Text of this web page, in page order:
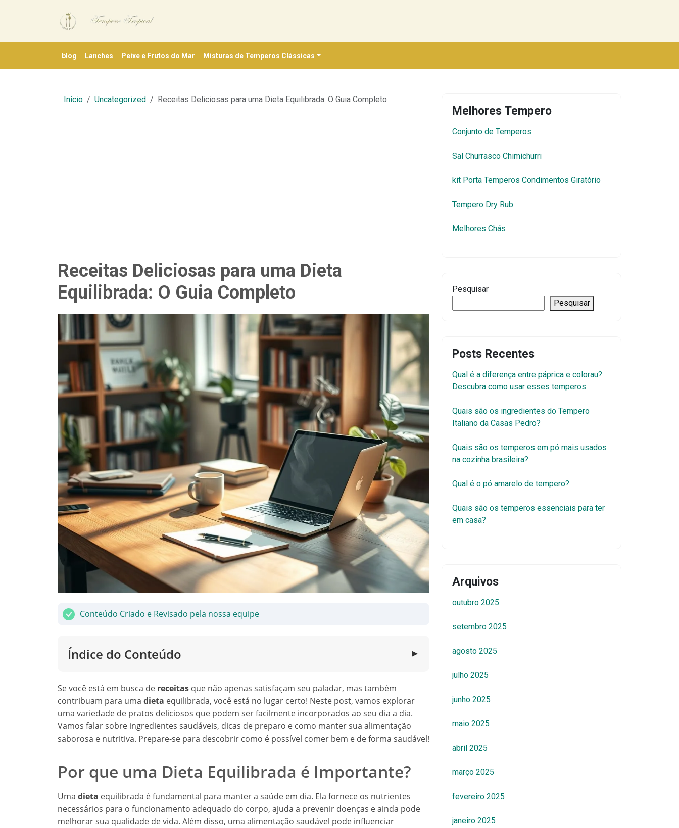
blog Lanches Peixe e Frutos do Mar Misturas de Temperos Clássicas
Início Uncategorized Receitas Deliciosas para uma Dieta Equilibrada: O Guia Completo
Receitas Deliciosas para uma Dieta
Equilibrada: O Guia Completo
Conteúdo Criado e Revisado pela nossa equipe
Índice do Conteúdo ▼
Se você está em busca de receitas que não apenas satisfaçam seu paladar, mas também
contribuam para uma dieta equilibrada, você está no lugar certo! Neste post, vamos explorar
uma variedade de pratos deliciosos que podem ser facilmente incorporados ao seu dia a dia.
Vamos falar sobre ingredientes saudáveis, dicas de preparo e como manter sua alimentação
saborosa e nutritiva. Prepare-se para descobrir como é possível comer bem e de forma saudável!
Por que uma Dieta Equilibrada é Importante?
Uma dieta equilibrada é fundamental para manter a saúde em dia. Ela fornece os nutrientes
necessários para o funcionamento adequado do corpo, ajuda a prevenir doenças e ainda pode
melhorar sua qualidade de vida. Além disso, uma alimentação saudável pode influenciar
Melhores Tempero
Conjunto de Temperos
Sal Churrasco Chimichurri
kit Porta Temperos Condimentos Giratório
Tempero Dry Rub
Melhores Chás
Pesquisar
Pesquisar
Posts Recentes
Qual é a diferença entre páprica e colorau?
Descubra como usar esses temperos
Quais são os ingredientes do Tempero
Italiano da Casas Pedro?
Quais são os temperos em pó mais usados
na cozinha brasileira?
Qual é o pó amarelo de tempero?
Quais são os temperos essenciais para ter
em casa?
Arquivos
outubro 2025
setembro 2025
agosto 2025
julho 2025
junho 2025
maio 2025
abril 2025
março 2025
fevereiro 2025
janeiro 2025